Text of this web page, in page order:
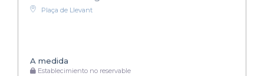
Plaça de Llevant
A medida
Establecimiento no reservable